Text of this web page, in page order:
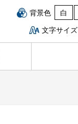
背景色 白
文字サイズ